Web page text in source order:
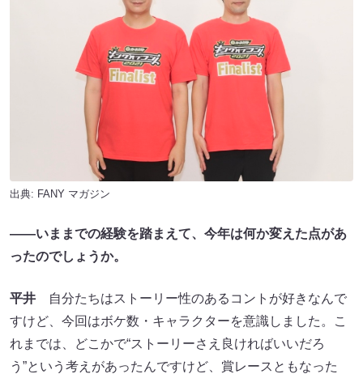
出典: FANY マガジン
――いままでの経験を踏まえて、今年は何か変えた点があ
ったのでしょうか。
平井 自分たちはストーリー性のあるコントが好きなんで
すけど、今回はボケ数・キャラクターを意識しました。こ
れまでは、どこかで“ストーリーさえ良ければいいだろ
う”という考えがあったんですけど、賞レースともなった